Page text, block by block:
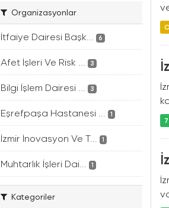
Organizasyonlar
İtfaiye Dairesi Başk... 6
Afet İşleri Ve Risk ... 3
Bilgi İşlem Dairesi ... 3
Eşrefpaşa Hastanesi ... 1
İzmir İnovasyon Ve T... 1
Muhtarlık İşleri Dai... 1
Kategoriler